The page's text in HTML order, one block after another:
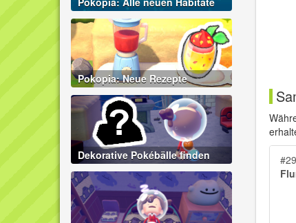
Pokopia: Neue Rezepte
Dekorative Pokébälle finden